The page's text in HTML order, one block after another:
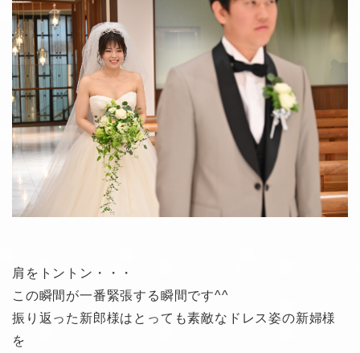
肩をトントン・・・
この瞬間が一番緊張する瞬間です^^
振り返った新郎様はとっても素敵なドレス姿の新婦様
を